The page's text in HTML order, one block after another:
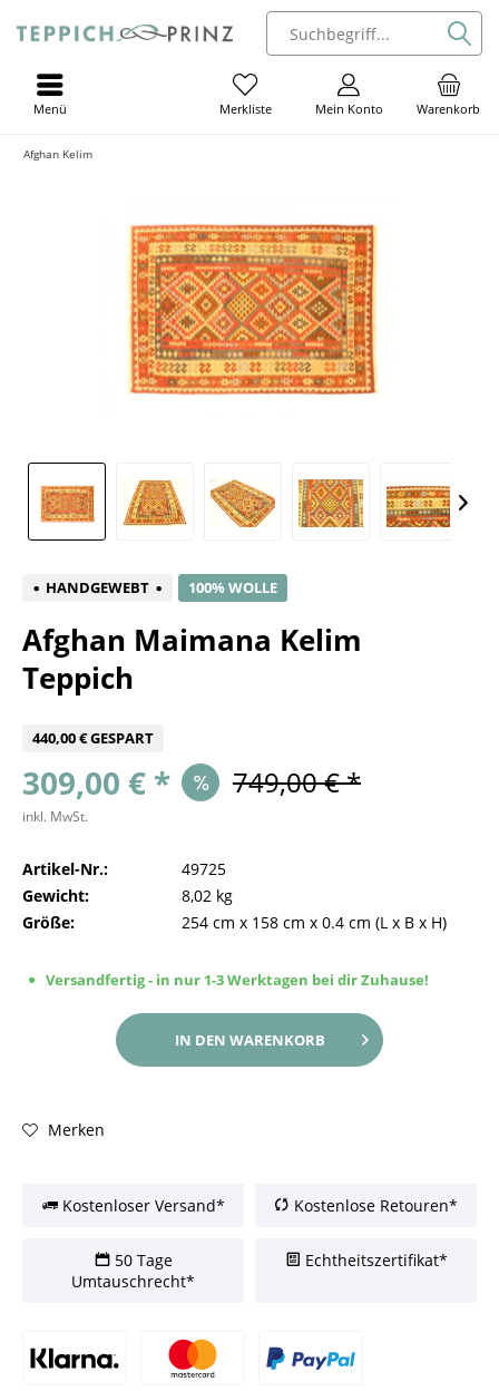
Warenkorb
Mein Konto
Merkliste
Menü
Afghan Kelim
HANDGEWEBT 100% WOLLE
Afghan Maimana Kelim
Teppich
440,00 € GESPART
309,00 € * 749,00 € *
inkl. MwSt.
Artikel-Nr.:
49725
Gewicht:
8,02 kg
Größe:
254 cm x 158 cm x 0.4 cm (L x B x H)
Versandfertig - in nur 1-3 Werktagen bei dir Zuhause!
IN DEN WARENKORB
Merken
Kostenloser Versand* Kostenlose Retouren*
50 Tage
Umtauschrecht*
Echtheitszertifikat*